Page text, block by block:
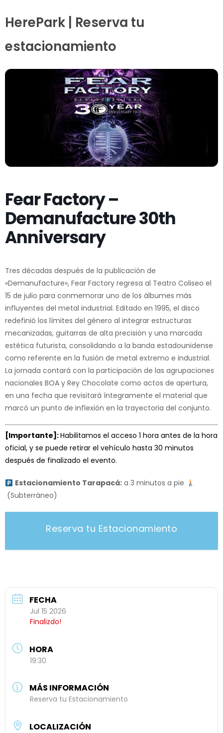
HerePark | Reserva tu
estacionamiento
Fear Factory –
Demanufacture 30th
Anniversary
Tres décadas después de la publicación de
«Demanufacture», Fear Factory regresa al Teatro Coliseo el
15 de julio para conmemorar uno de los álbumes más
influyentes del metal industrial. Editado en 1995, el disco
redefinió los límites del género al integrar estructuras
mecanizadas, guitarras de alta precisión y una marcada
estética futurista, consolidando a la banda estadounidense
como referente en la fusión de metal extremo e industrial.
La jornada contará con la participación de las agrupaciones
nacionales BOA y Rey Chocolate como actos de apertura,
en una fecha que revisitará íntegramente el material que
marcó un punto de inflexión en la trayectoria del conjunto.
[Importante]:Habilitamos el acceso 1 hora antes de la hora
oficial, y se puede retirar el vehículo hasta 30 minutos
después de finalizado el evento.
Estacionamiento Tarapacá:a 3 minutos a pie
(Subterráneo)
Reserva tu Estacionamiento
FECHA
Jul 15 2026
Finalizdo!
HORA
19:30
MÁS INFORMACIÓN
Reserva tu Estacionamiento
LOCALIZACIÓN